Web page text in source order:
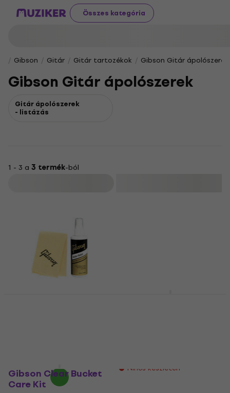
Összes kategória
Gibson Gitár Gitár tartozékok Gibson Gitár ápolószerek
Gibson Gitár ápolószerek
Gitár ápolószerek
- listázás
1 - 3 a 3 termék-ból
Nincs készleten
Gibson Clear Bucket
Care Kit